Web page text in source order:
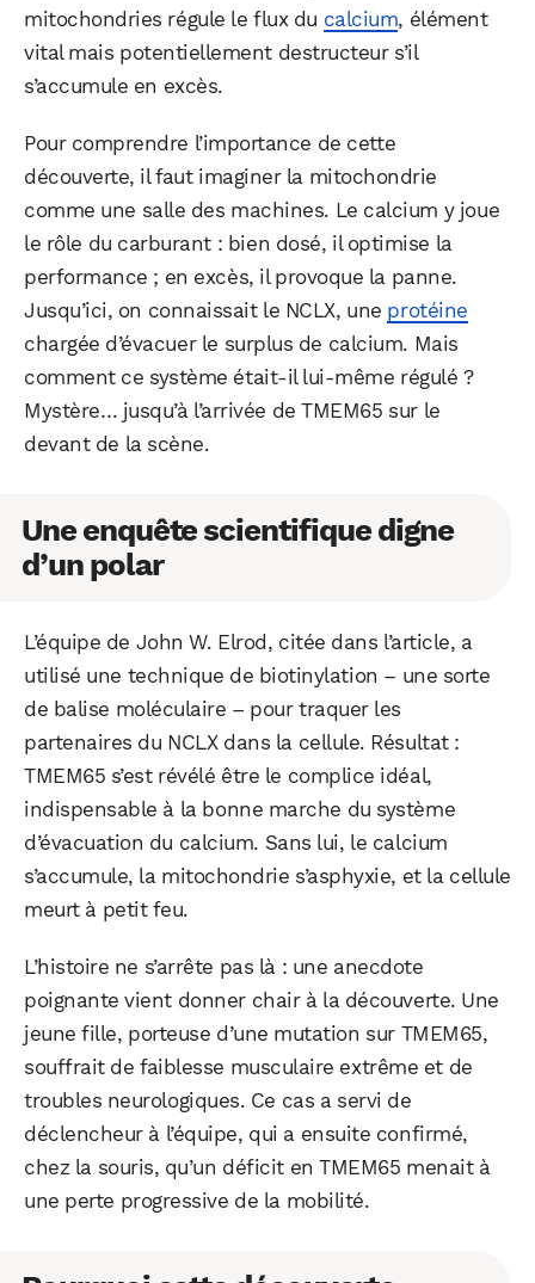
mitochondries régule le flux du calcium, élément
vital mais potentiellement destructeur s’il
s’accumule en excès.
Pour comprendre l’importance de cette
découverte, il faut imaginer la mitochondrie
comme une salle des machines. Le calcium y joue
le rôle du carburant : bien dosé, il optimise la
performance ; en excès, il provoque la panne.
Jusqu’ici, on connaissait le NCLX, une protéine
chargée d’évacuer le surplus de calcium. Mais
comment ce système était-il lui-même régulé ?
Mystère… jusqu’à l’arrivée de TMEM65 sur le
devant de la scène.
Une enquête scientifique digne
d’un polar
L’équipe de John W. Elrod, citée dans l’article, a
utilisé une technique de biotinylation – une sorte
de balise moléculaire – pour traquer les
partenaires du NCLX dans la cellule. Résultat :
TMEM65 s’est révélé être le complice idéal,
indispensable à la bonne marche du système
d’évacuation du calcium. Sans lui, le calcium
s’accumule, la mitochondrie s’asphyxie, et la cellule
meurt à petit feu.
L’histoire ne s’arrête pas là : une anecdote
poignante vient donner chair à la découverte. Une
jeune fille, porteuse d’une mutation sur TMEM65,
souffrait de faiblesse musculaire extrême et de
troubles neurologiques. Ce cas a servi de
déclencheur à l’équipe, qui a ensuite confirmé,
chez la souris, qu’un déficit en TMEM65 menait à
une perte progressive de la mobilité.
WhatsApp Telegram